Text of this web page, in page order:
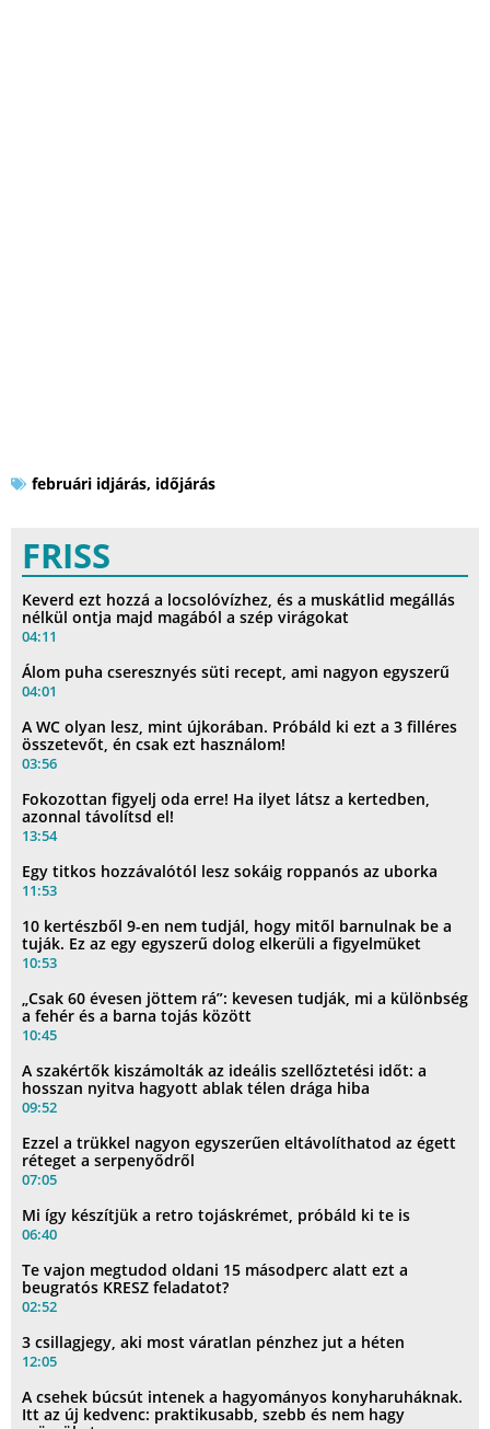
februári idjárás, időjárás
FRISS
Keverd ezt hozzá a locsolóvízhez, és a muskátlid megállás
nélkül ontja majd magából a szép virágokat
04:11
Álom puha cseresznyés süti recept, ami nagyon egyszerű
04:01
A WC olyan lesz, mint újkorában. Próbáld ki ezt a 3 filléres
összetevőt, én csak ezt használom!
03:56
Fokozottan figyelj oda erre! Ha ilyet látsz a kertedben,
azonnal távolítsd el!
13:54
Egy titkos hozzávalótól lesz sokáig roppanós az uborka
11:53
10 kertészből 9-en nem tudjál, hogy mitől barnulnak be a
tuják. Ez az egy egyszerű dolog elkerüli a figyelmüket
10:53
„Csak 60 évesen jöttem rá”: kevesen tudják, mi a különbség
a fehér és a barna tojás között
10:45
A szakértők kiszámolták az ideális szellőztetési időt: a
hosszan nyitva hagyott ablak télen drága hiba
09:52
Ezzel a trükkel nagyon egyszerűen eltávolíthatod az égett
réteget a serpenyődről
07:05
Mi így készítjük a retro tojáskrémet, próbáld ki te is
06:40
Te vajon megtudod oldani 15 másodperc alatt ezt a
beugratós KRESZ feladatot?
02:52
3 csillagjegy, aki most váratlan pénzhez jut a héten
12:05
A csehek búcsút intenek a hagyományos konyharuháknak.
Itt az új kedvenc: praktikusabb, szebb és nem hagy